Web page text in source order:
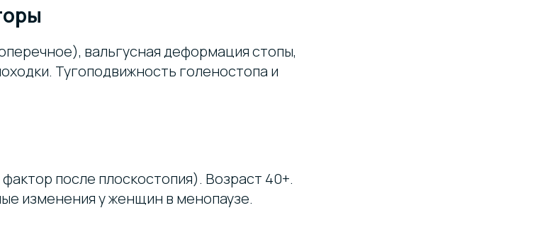
вальгусная деформация стопы,
Тугоподвижность голеностопа и
после плоскостопия). Возраст 40+.
изменения у женщин в менопаузе.